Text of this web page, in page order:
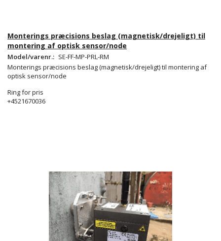
Monterings præcisions beslag (magnetisk/drejeligt) til
montering af optisk sensor/node
Model/varenr.: SE-FF-MP-PRL-RM
Monterings præcisions beslag (magnetisk/drejeligt) til montering af
optisk sensor/node
Ring for pris
+4521670036